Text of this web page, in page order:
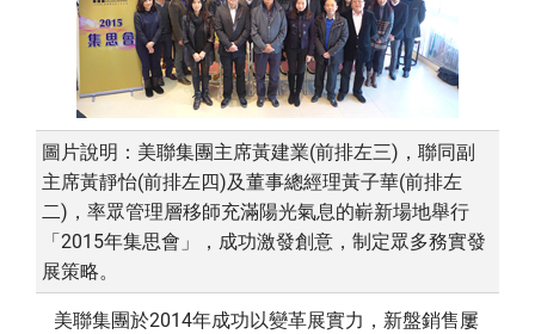
圖片說明：美聯集團主席黃建業(前排左三)，聯同副
主席黃靜怡(前排左四)及董事總經理黃子華(前排左
二)，率眾管理層移師充滿陽光氣息的嶄新場地舉行
「2015年集思會」，成功激發創意，制定眾多務實發
展策略。
美聯集團於2014年成功以變革展實力，新盤銷售屢